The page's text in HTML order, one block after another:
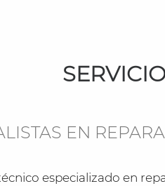
EN
especializado en